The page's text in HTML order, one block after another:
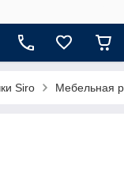
Siro Мебельная